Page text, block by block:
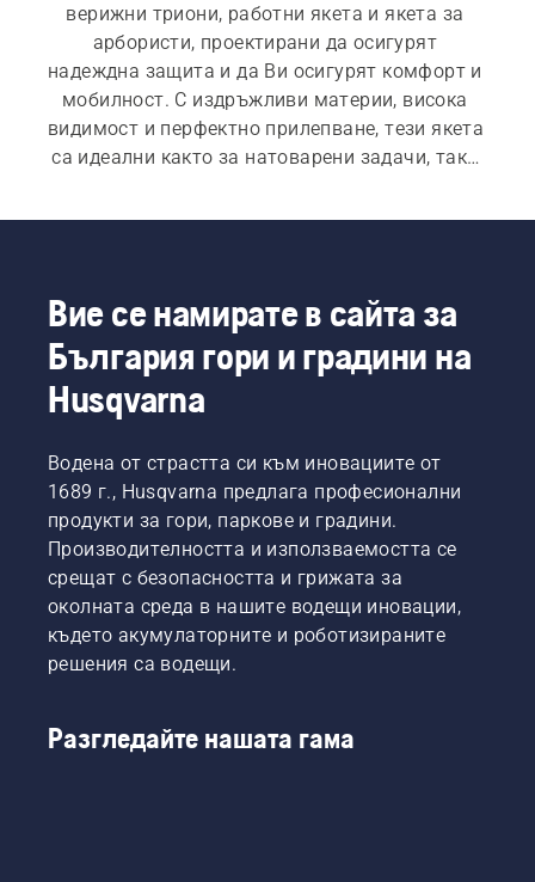
верижни триони, работни якета и якета за
арбористи, проектирани да осигурят
надеждна защита и да Ви осигурят комфорт и
мобилност. С издръжливи материи, висока
видимост и перфектно прилепване, тези якета
са идеални както за натоварени задачи, така
защитни слушалки, предпазни очила,
панталони за работа с верижен трион, обувки
за верижен трион, ръкавици за верижен трион
Вие се намирате в сайта за
България гори и градини на
Husqvarna
Водена от страстта си към иновациите от
1689 г., Husqvarna предлага професионални
продукти за гори, паркове и градини.
Производителността и използваемостта се
срещат с безопасността и грижата за
околната среда в нашите водещи иновации,
където акумулаторните и роботизираните
решения са водещи.
Разгледайте нашата гама